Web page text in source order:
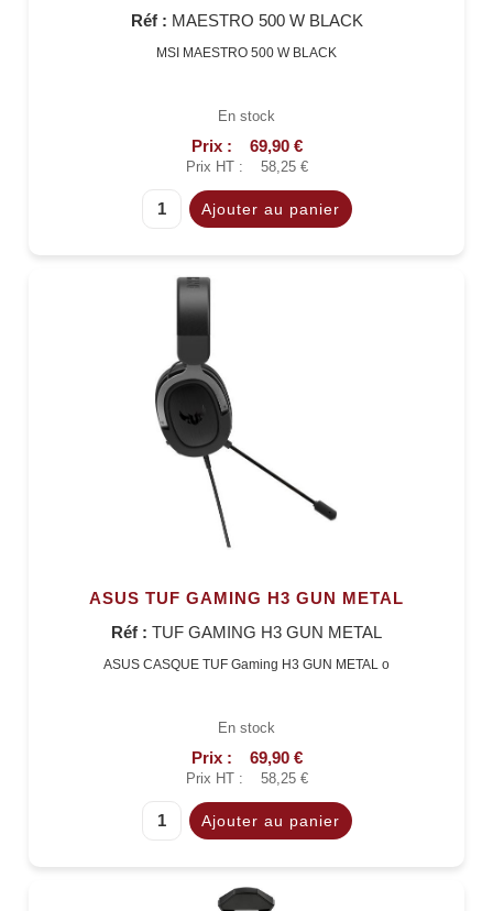
Réf : MAESTRO 500 W BLACK
MSI MAESTRO 500 W BLACK
En stock
Prix : 69,90 €
Prix HT : 58,25 €
ASUS TUF GAMING H3 GUN METAL
Réf : TUF GAMING H3 GUN METAL
ASUS CASQUE TUF Gaming H3 GUN METAL o
En stock
Prix : 69,90 €
Prix HT : 58,25 €